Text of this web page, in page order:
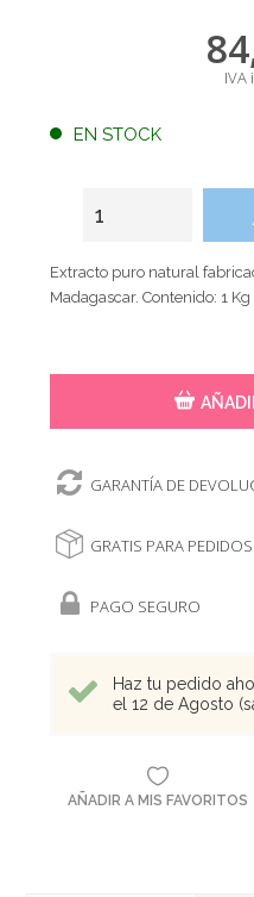
IVA
EN STOCK
Extracto puro natural
Madagascar. Contenido: 1 Kg
GARANTÍA DE
GRATIS PARA
PAGO SEGURO
Haz tu pedido
el 12 de Agosto
AÑADIR A MIS FAVORITOS